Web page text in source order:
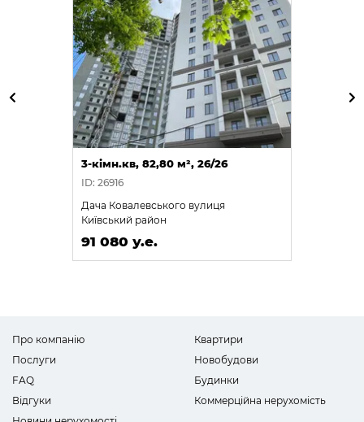
3-кімн.кв, 82,80 м², 26/26
ID: 26916
Дача Ковалевського вулиця
Київський район
91 080 у.е.
Про компанію
Послуги
FAQ
Відгуки
Квартири
Новобудови
Будинки
Коммерційна нерухомість